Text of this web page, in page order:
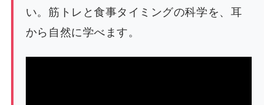
い。筋トレと食事タイミングの科学を、耳
から自然に学べます。